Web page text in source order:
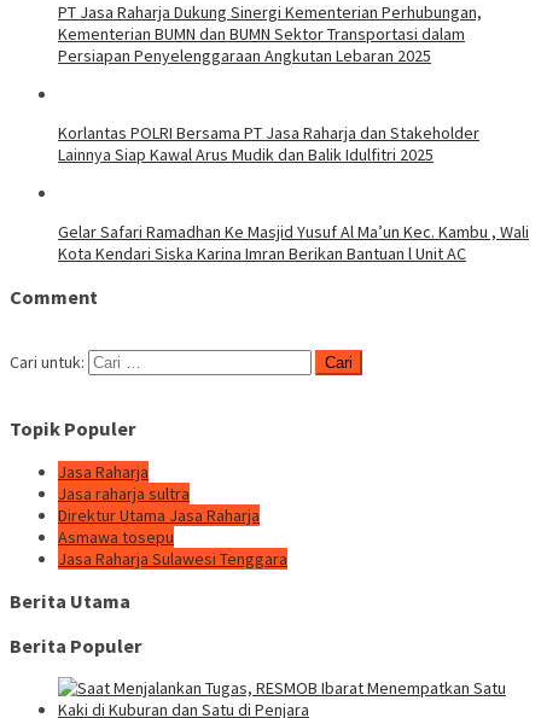
PT Jasa Raharja Dukung Sinergi Kementerian Perhubungan,
Kementerian BUMN dan BUMN Sektor Transportasi dalam
Persiapan Penyelenggaraan Angkutan Lebaran 2025
Korlantas POLRI Bersama PT Jasa Raharja dan Stakeholder
Lainnya Siap Kawal Arus Mudik dan Balik Idulfitri 2025
Gelar Safari Ramadhan Ke Masjid Yusuf Al Ma’un Kec. Kambu , Wali
Kota Kendari Siska Karina Imran Berikan Bantuan l Unit AC
Comment
Cari untuk:
Topik Populer
Jasa Raharja
Jasa raharja sultra
Direktur Utama Jasa Raharja
Asmawa tosepu
Jasa Raharja Sulawesi Tenggara
Berita Utama
Berita Populer